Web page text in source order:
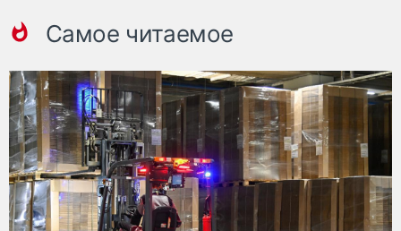
Самое читаемое